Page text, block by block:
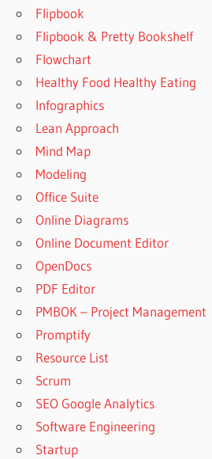
Flipbook
Flipbook & Pretty Bookshelf
Flowchart
Healthy Food Healthy Eating
Infographics
Lean Approach
Mind Map
Modeling
Office Suite
Online Diagrams
Online Document Editor
OpenDocs
PDF Editor
PMBOK – Project Management
Promptify
Resource List
Scrum
SEO Google Analytics
Software Engineering
Startup